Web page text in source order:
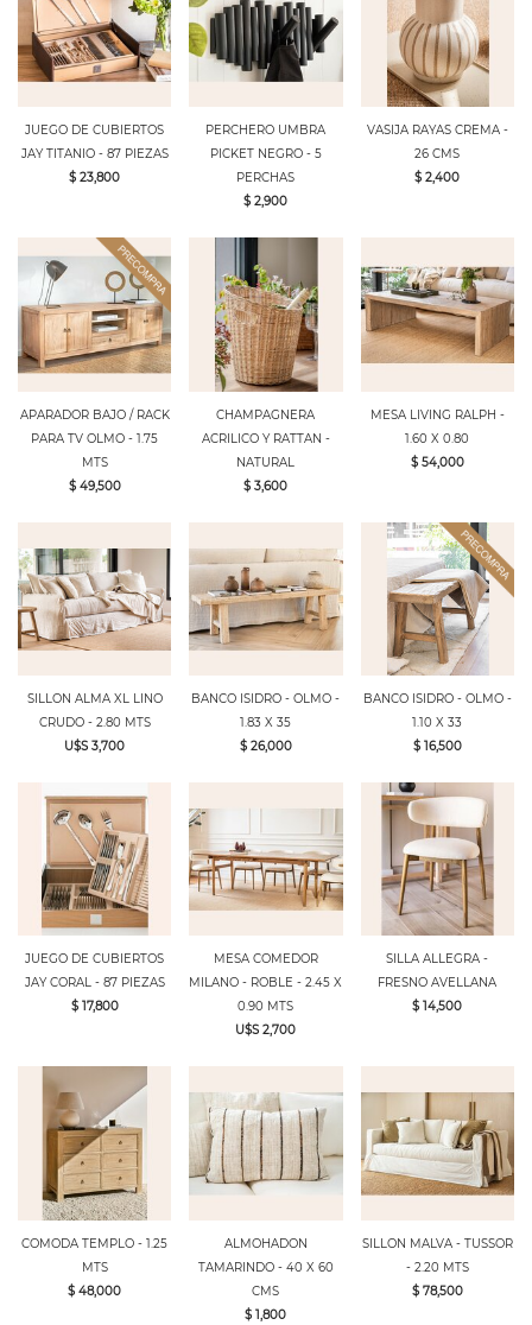
JUEGO DE CUBIERTOS
JAY TITANIO - 87 PIEZAS
$ 23,800
PERCHERO UMBRA
PICKET NEGRO - 5
PERCHAS
$ 2,900
VASIJA RAYAS CREMA -
26 CMS
$ 2,400
APARADOR BAJO / RACK
PARA TV OLMO - 1.75
MTS
$ 49,500
CHAMPAGNERA
ACRILICO Y RATTAN -
NATURAL
$ 3,600
MESA LIVING RALPH -
1.60 X 0.80
$ 54,000
SILLON ALMA XL LINO
CRUDO - 2.80 MTS
U$S 3,700
BANCO ISIDRO - OLMO -
1.83 X 35
$ 26,000
BANCO ISIDRO - OLMO -
1.10 X 33
$ 16,500
JUEGO DE CUBIERTOS
JAY CORAL - 87 PIEZAS
$ 17,800
MESA COMEDOR
MILANO - ROBLE - 2.45 X
0.90 MTS
U$S 2,700
SILLA ALLEGRA -
FRESNO AVELLANA
$ 14,500
COMODA TEMPLO - 1.25
MTS
$ 48,000
ALMOHADON
TAMARINDO - 40 X 60
CMS
$ 1,800
SILLON MALVA - TUSSOR
- 2.20 MTS
$ 78,500